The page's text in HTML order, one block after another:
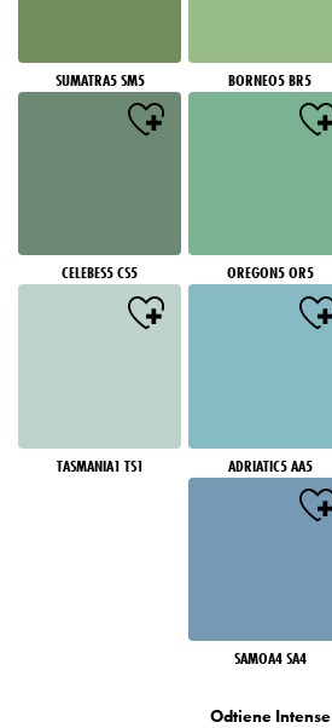
SUMATRA5 SM5 BORNEO5 BR5
CELEBES5 CS5 OREGON5 OR5
TASMANIA1 TS1 ADRIATIC5 AA5
SAMOA4 SA4
Odtiene Intense